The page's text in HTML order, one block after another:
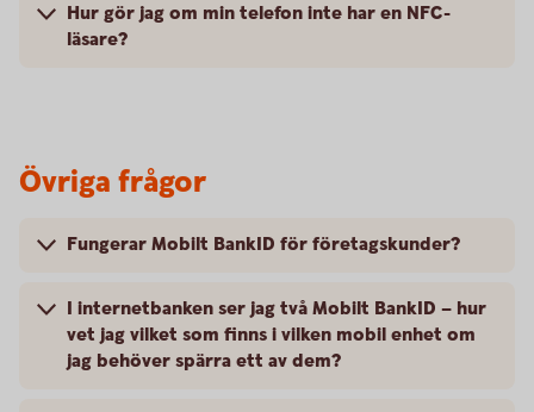
Hur gör jag om min telefon inte har en NFC-
läsare?
Övriga frågor
Fungerar Mobilt BankID för företagskunder?
I internetbanken ser jag två Mobilt BankID – hur
vet jag vilket som finns i vilken mobil enhet om
jag behöver spärra ett av dem?